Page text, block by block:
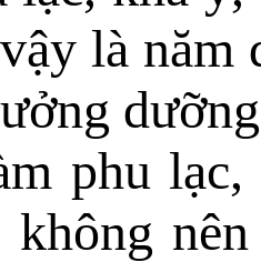
là năm
phu
không